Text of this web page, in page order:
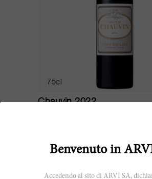
75cl
Chauvin 2022
Benvenuto in
Accedendo al sito di ARVI SA,